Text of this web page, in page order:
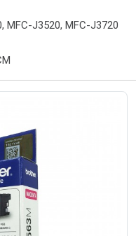
MFC-J3520, MFC-J3720